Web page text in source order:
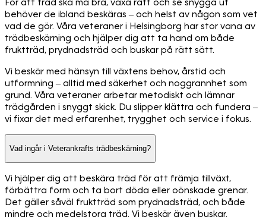
För att träd ska må bra, växa rätt och se snygga ut
behöver de ibland beskäras – och helst av någon som vet
vad de gör. Våra veteraner i Helsingborg har stor vana av
trädbeskärning och hjälper dig att ta hand om både
fruktträd, prydnadsträd och buskar på rätt sätt.
Vi beskär med hänsyn till växtens behov, årstid och
utformning – alltid med säkerhet och noggrannhet som
grund. Våra veteraner arbetar metodiskt och lämnar
trädgården i snyggt skick. Du slipper klättra och fundera –
vi fixar det med erfarenhet, trygghet och service i fokus.
Vad ingår i Veterankrafts trädbeskärning?
Vi hjälper dig att beskära träd för att främja tillväxt,
förbättra form och ta bort döda eller oönskade grenar.
Det gäller såväl fruktträd som prydnadsträd, och både
mindre och medelstora träd. Vi beskär även buskar.